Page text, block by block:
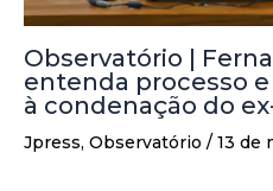
Observatório |
entenda processo
à condenação do
Jpress, Observatório / 13 de